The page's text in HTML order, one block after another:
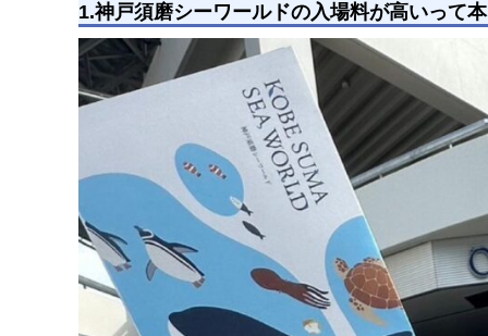
1.神戸須磨シーワールドの入場料が高いって